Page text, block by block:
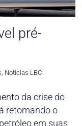
pré-
, Noticias LBC
da crise do
retomando o
em suas